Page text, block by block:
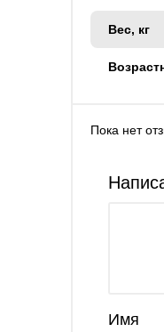
Вес, кг
Пока нет
Имя